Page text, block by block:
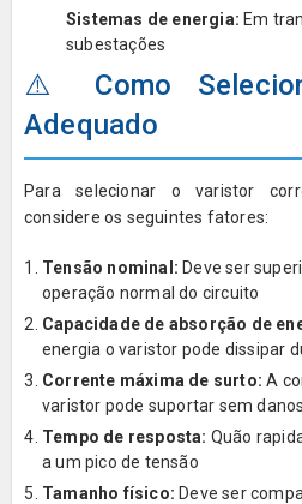
Sistemas de energia: Em
subestações
⚠️ Como
Adequado
Para selecionar o varistor
considere os seguintes fatores:
Tensão nominal: Deve ser
operação normal do circuito
Capacidade de absorção de
energia o varistor pode dissipar
Corrente máxima de surto: A
varistor pode suportar sem danos
Tempo de resposta: Quão
a um pico de tensão
Tamanho físico: Deve ser